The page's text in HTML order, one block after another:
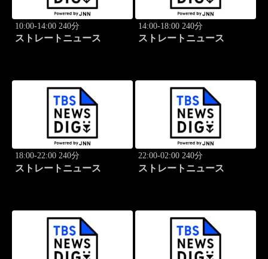
10:00-14:00 240分
ストレートニュース
14:00-18:00 240分
ストレートニュース
18:00-22:00 240分
ストレートニュース
22:00-02:00 240分
ストレートニュース